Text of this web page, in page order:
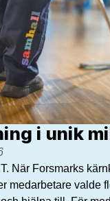
i unik
När Forsmarks
medarbetare valde